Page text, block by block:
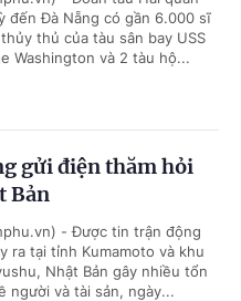
đến Đà Nẵng có gần 6.000 sĩ
thủ của tàu sân bay USS
Washington và 2 tàu hộ...
gửi điện thăm hỏi
Bản
- Được tin trận động
ra tại tỉnh Kumamoto và khu
Nhật Bản gây nhiều tổn
người và tài sản, ngày...